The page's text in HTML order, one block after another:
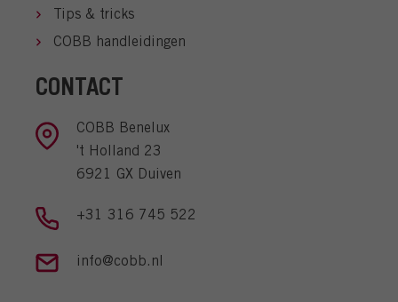
Tips & tricks
COBB handleidingen
CONTACT
COBB Benelux
't Holland 23
6921 GX Duiven
+31 316 745 522
info@cobb.nl